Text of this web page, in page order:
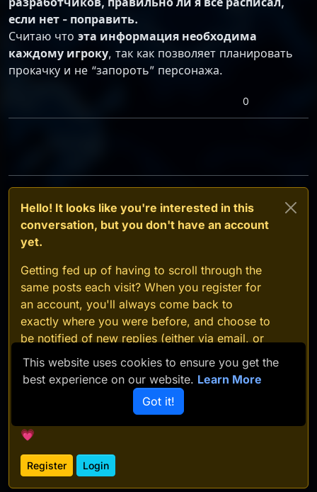
если нет - поправить.
Считаю что эта информация необходима
каждому игроку, так как позволяет планировать
прокачку и не “запороть” персонажа.
0
Hello! It looks like you're interested in this
conversation, but you don't have an account
yet.
Getting fed up of having to scroll through the
same posts each visit? When you register for
an account, you'll always come back to
exactly where you were before, and choose to
be notified of new replies (either via email, or
push notification). You'll also be able to save
bookmarks and upvote posts to show your
appreciation to other community members.
With your input, this post could be even better
💗
Register Login
This website uses cookies to ensure you get the
best experience on our website. Learn More
Got it!